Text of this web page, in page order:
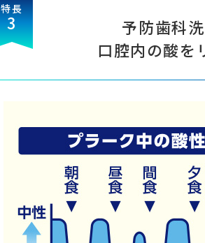
特長
3
予防歯科
口腔内の酸を